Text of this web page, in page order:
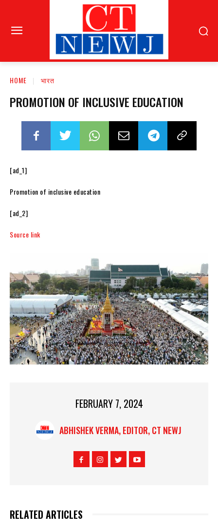
HOME भारत
PROMOTION OF INCLUSIVE EDUCATION
[ad_1]
Promotion of inclusive education
[ad_2]
Source link
FEBRUARY 7, 2024
ABHISHEK VERMA, EDITOR, CT NEWJ
RELATED ARTICLES